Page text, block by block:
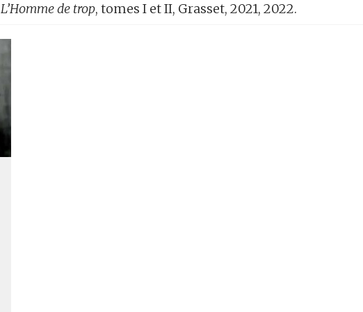
L’Homme de trop, tomes I et II, Grasset, 2021, 2022.